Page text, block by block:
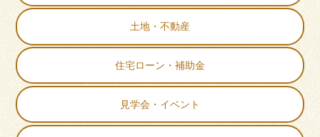
土地・不動産
住宅ローン・補助金
見学会・イベント